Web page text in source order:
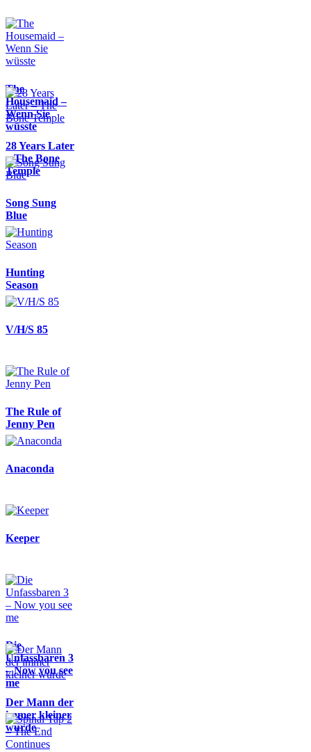
The
Housemaid –
Wenn Sie
wüsste
28 Years Later
– The Bone
Temple
Song Sung
Blue
Hunting
Season
V/H/S 85
The Rule of
Jenny Pen
Anaconda
Keeper
Die
Unfassbaren 3
– Now you see
me
Der Mann der
immer kleiner
wurde